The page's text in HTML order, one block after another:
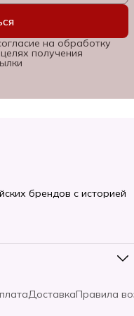
на обработку
получения
брендов с историей
ДоставкаПравила